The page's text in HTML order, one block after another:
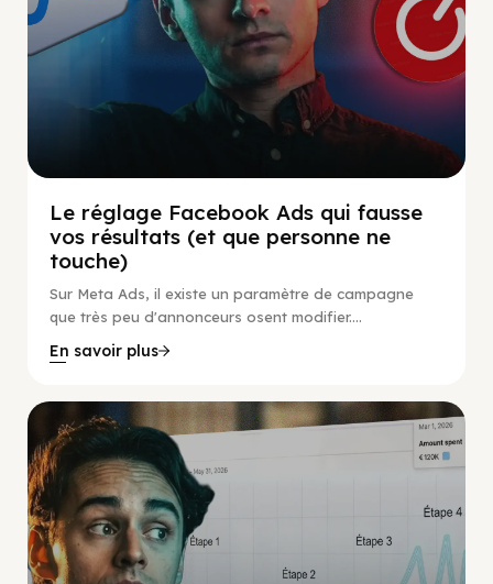
Le réglage Facebook Ads qui fausse
vos résultats (et que personne ne
touche)
Sur Meta Ads, il existe un paramètre de campagne
que très peu d'annonceurs osent modifier....
En savoir plus